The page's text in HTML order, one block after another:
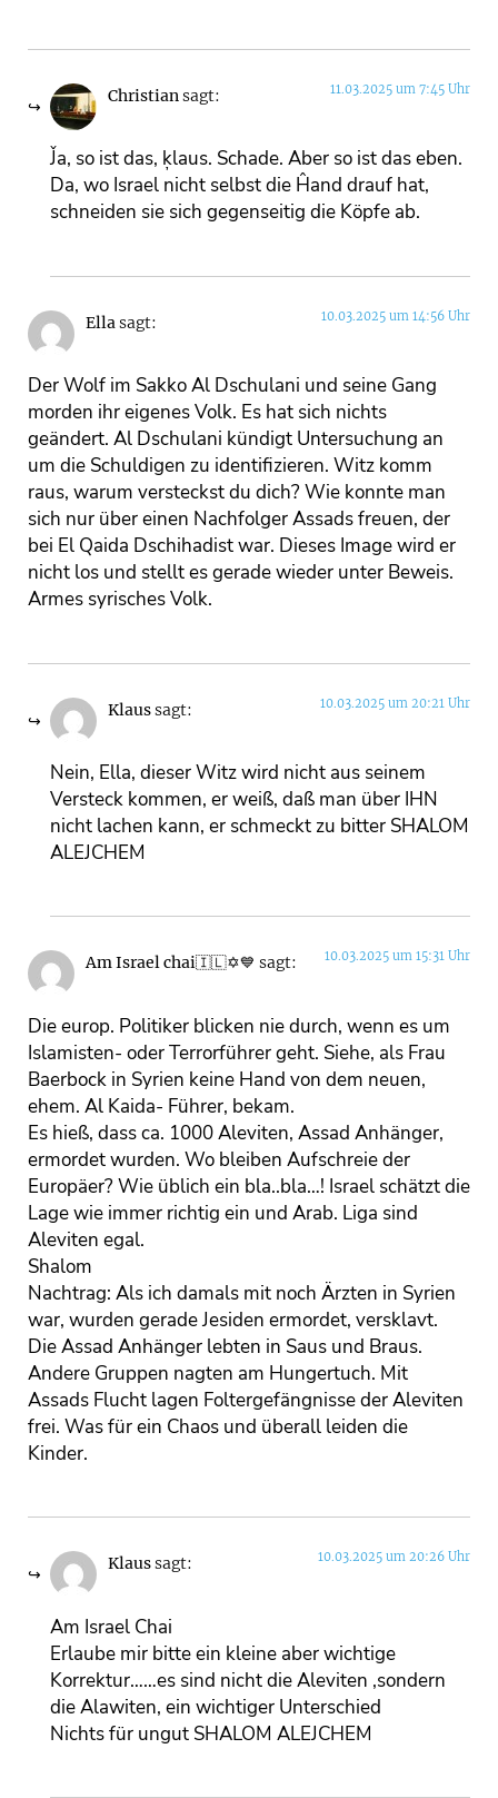
Christiansagt: 11.03.2025 um 7:45 Uhr
J̌a, so ist das, ķlaus. Schade. Aber so ist das eben.
Da, wo Israel nicht selbst die Ĥand drauf hat,
schneiden sie sich gegenseitig die Köpfe ab.
Ellasagt: 10.03.2025 um 14:56 Uhr
Der Wolf im Sakko Al Dschulani und seine Gang
morden ihr eigenes Volk. Es hat sich nichts
geändert. Al Dschulani kündigt Untersuchung an
um die Schuldigen zu identifizieren. Witz komm
raus, warum versteckst du dich? Wie konnte man
sich nur über einen Nachfolger Assads freuen, der
bei El Qaida Dschihadist war. Dieses Image wird er
nicht los und stellt es gerade wieder unter Beweis.
Armes syrisches Volk.
Klaussagt: 10.03.2025 um 20:21 Uhr
Nein, Ella, dieser Witz wird nicht aus seinem
Versteck kommen, er weiß, daß man über IHN
nicht lachen kann, er schmeckt zu bitter SHALOM
ALEJCHEM
Am Israel chai🇮🇱✡💙 sagt: 10.03.2025 um 15:31 Uhr
Die europ. Politiker blicken nie durch, wenn es um
Islamisten- oder Terrorführer geht. Siehe, als Frau
Baerbock in Syrien keine Hand von dem neuen,
ehem. Al Kaida- Führer, bekam.
Es hieß, dass ca. 1000 Aleviten, Assad Anhänger,
ermordet wurden. Wo bleiben Aufschreie der
Europäer? Wie üblich ein bla..bla…! Israel schätzt die
Lage wie immer richtig ein und Arab. Liga sind
Aleviten egal.
Shalom
Nachtrag: Als ich damals mit noch Ärzten in Syrien
war, wurden gerade Jesiden ermordet, versklavt.
Die Assad Anhänger lebten in Saus und Braus.
Andere Gruppen nagten am Hungertuch. Mit
Assads Flucht lagen Foltergefängnisse der Aleviten
frei. Was für ein Chaos und überall leiden die
Kinder.
Klaussagt: 10.03.2025 um 20:26 Uhr
Am Israel Chai
Erlaube mir bitte ein kleine aber wichtige
Korrektur……es sind nicht die Aleviten ,sondern
die Alawiten, ein wichtiger Unterschied
Nichts für ungut SHALOM ALEJCHEM